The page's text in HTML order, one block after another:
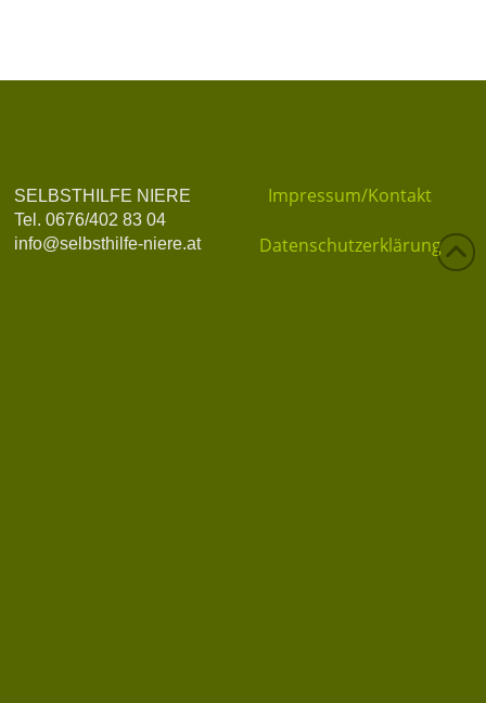
SELBSTHILFE NIERE
Tel. 0676/402 83 04
info@selbsthilfe-niere.at
Impressum/Kontakt
Datenschutzerklärung